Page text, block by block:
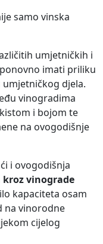
samo vinska
umjetničkih i
imati priliku
djela.
vinogradima
i bojom te
na ovogodišnje
i ovogodišnja
vinograde
kapaciteta osam
na vinorodne
cijelog